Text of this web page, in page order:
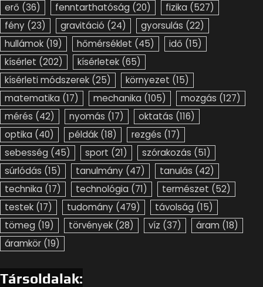
erő (36) fenntarthatóság (20) fizika (527)
fény (23) gravitáció (24) gyorsulás (22)
hullámok (19) hőmérséklet (45) idő (15)
kísérlet (202) kísérletek (65)
kísérleti módszerek (25) környezet (15)
matematika (17) mechanika (105) mozgás (127)
mérés (42) nyomás (17) oktatás (116)
optika (40) példák (18) rezgés (17)
sebesség (45) sport (21) szórakozás (51)
súrlódás (15) tanulmány (47) tanulás (42)
technika (17) technológia (71) természet (52)
testek (17) tudomány (479) távolság (15)
tömeg (19) törvények (28) víz (37) áram (18)
áramkör (19)
Társoldalak: